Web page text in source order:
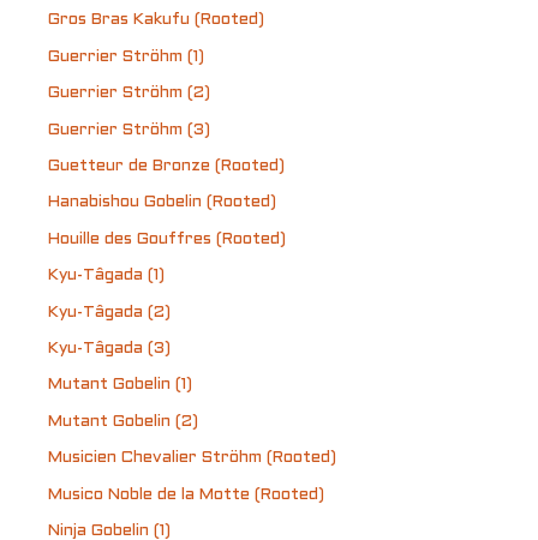
Gros Bras Kakufu (Rooted)
Guerrier Ströhm (1)
Guerrier Ströhm (2)
Guerrier Ströhm (3)
Guetteur de Bronze (Rooted)
Hanabishou Gobelin (Rooted)
Houille des Gouffres (Rooted)
Kyu-Tâgada (1)
Kyu-Tâgada (2)
Kyu-Tâgada (3)
Mutant Gobelin (1)
Mutant Gobelin (2)
Musicien Chevalier Ströhm (Rooted)
Musico Noble de la Motte (Rooted)
Ninja Gobelin (1)